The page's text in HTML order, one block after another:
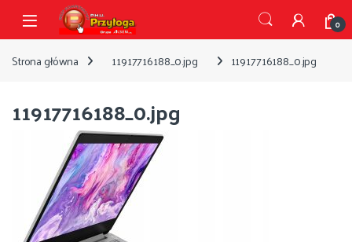
Przejdź do nawigacji
Przejdź do treści
Open 0
Strona główna 11917716188_0.jpg 11917716188_0.jpg
11917716188_0.jpg